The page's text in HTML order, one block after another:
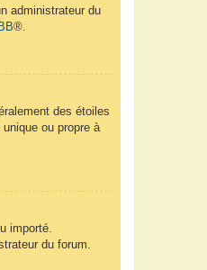
administrateur du
®.
des étoiles
ou propre à
importé.
du forum.